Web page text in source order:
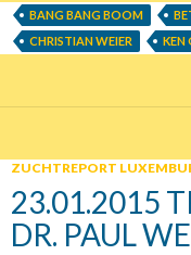
BANG BANG BOOM
CHRISTIAN WEIER
KEN
ZUCHTREPORT
23.01.2015
DR. PAUL